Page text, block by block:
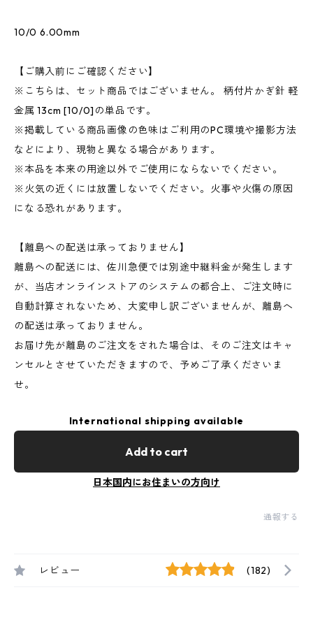
10/0 6.00mm
【ご購入前にご確認ください】
※こちらは、セット商品ではございません。 柄付片かぎ針 軽
金属 13cm [10/0]の単品です。
※掲載している商品画像の色味はご利用のPC環境や撮影方法
などにより、現物と異なる場合があります。
※本品を本来の用途以外でご使用にならないでください。
※火気の近くには放置しないでください。火事や火傷の原因
になる恐れがあります。
【離島への配送は承っておりません】
離島への配送には、佐川急便では別途中継料金が発生します
が、当店オンラインストアのシステムの都合上、ご注文時に
自動計算されないため、大変申し訳ございませんが、離島へ
の配送は承っておりません。
お届け先が離島のご注文をされた場合は、そのご注文はキャ
ンセルとさせていただきますので、予めご了承くださいま
せ。
International shipping available
Add to cart
日本国内にお住まいの方向け
通報する
レビュー (182)